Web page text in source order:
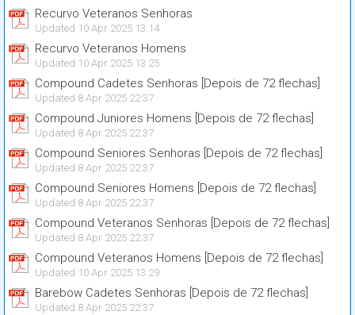
Recurvo Veteranos Senhoras
Updated 10 Apr 2025 13:14
Recurvo Veteranos Homens
Updated 10 Apr 2025 13:25
Compound Cadetes Senhoras [Depois de 72 flechas]
Updated 8 Apr 2025 22:37
Compound Juniores Homens [Depois de 72 flechas]
Updated 8 Apr 2025 22:37
Compound Seniores Senhoras [Depois de 72 flechas]
Updated 8 Apr 2025 22:37
Compound Seniores Homens [Depois de 72 flechas]
Updated 8 Apr 2025 22:37
Compound Veteranos Senhoras [Depois de 72 flechas]
Updated 8 Apr 2025 22:37
Compound Veteranos Homens [Depois de 72 flechas]
Updated 10 Apr 2025 13:29
Barebow Cadetes Senhoras [Depois de 72 flechas]
Updated 8 Apr 2025 22:37